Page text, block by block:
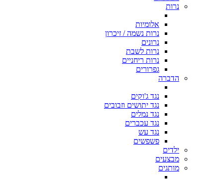
נרות
אלומיות
נרות נשמה / זיכרון
נרונים
נרות לשבת
נרות ריחניים
גפרורים
הדברה
נגד ג'וקים
נגד יתושים וזבובים
נגד נמלים
נגד עכברים
נגד עש
פשפשים
ילדים
מבצעים
מותגים